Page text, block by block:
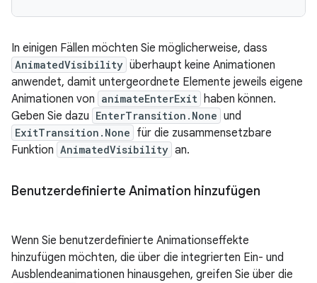
In einigen Fällen möchten Sie möglicherweise, dass
AnimatedVisibility überhaupt keine Animationen
anwendet, damit untergeordnete Elemente jeweils eigene
Animationen von animateEnterExit haben können.
Geben Sie dazu EnterTransition.None und
ExitTransition.None für die zusammensetzbare
Funktion AnimatedVisibility an.
Benutzerdefinierte Animation hinzufügen
Wenn Sie benutzerdefinierte Animationseffekte
hinzufügen möchten, die über die integrierten Ein- und
Ausblendeanimationen hinausgehen, greifen Sie über die